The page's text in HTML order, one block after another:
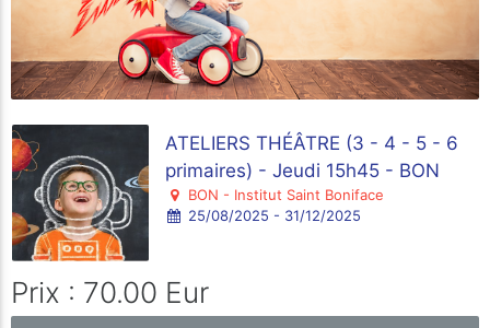
ATELIERS THÉÂTRE (3 - 4 - 5 - 6
primaires) - Jeudi 15h45 - BON
BON - Institut Saint Boniface
25/08/2025 - 31/12/2025
Prix : 70.00 Eur